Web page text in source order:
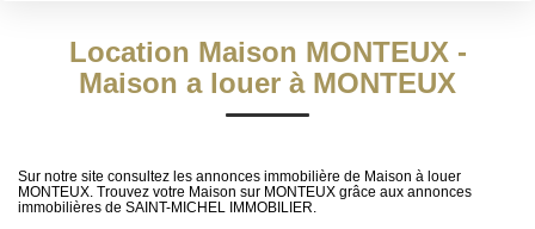
À LOUER
Transaction
Sélectionnez...
Type de bien
Surface min
Plus de critères
Location Maison MONTEUX -
Maison a louer à MONTEUX
Sur notre site consultez les annonces immobilière de Maison à louer
MONTEUX. Trouvez votre Maison sur MONTEUX grâce aux annonces
immobilières de SAINT-MICHEL IMMOBILIER.